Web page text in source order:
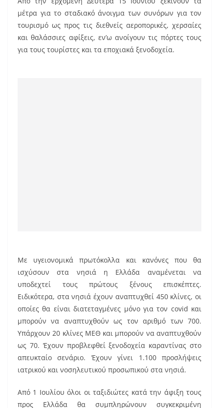
μέτρα για το σταδιακό άνοιγμα των συνόρων για τον
τουρισμό ως προς τις διεθνείς αεροπορικές, χερσαίες
και θαλάσσιες αφίξεις, εν’ω ανοίγουν τις πόρτες τους
για τους τουρίστες και τα εποχιακά ξενοδοχεία.
Με υγειονομικά πρωτόκολλα και κανόνες που θα
ισχύσουν στα νησιά η Ελλάδα αναμένεται να
υποδεχτεί τους πρώτους ξένους επισκέπτες.
Ειδικότερα, στα νησιά έχουν αναπτυχθεί 450 κλίνες, οι
οποίες θα είναι διατεταγμένες μόνο για τον covid και
μπορούν να αναπτυχθούν ως τον αριθμό των 700.
Υπάρχουν 20 κλίνες ΜΕΘ και μπορούν να αναπτυχθούν
ως 70. Έχουν προβλεφθεί ξενοδοχεία καραντίνας στο
απευκταίο σενάριο. Έχουν γίνει 1.100 προσλήψεις
ιατρικού και νοσηλευτικού προσωπικού στα νησιά.
Από 1 Ιουλίου όλοι οι ταξιδιώτες κατά την άφιξη τους
προς Ελλάδα θα συμπληρώνουν συγκεκριμένη